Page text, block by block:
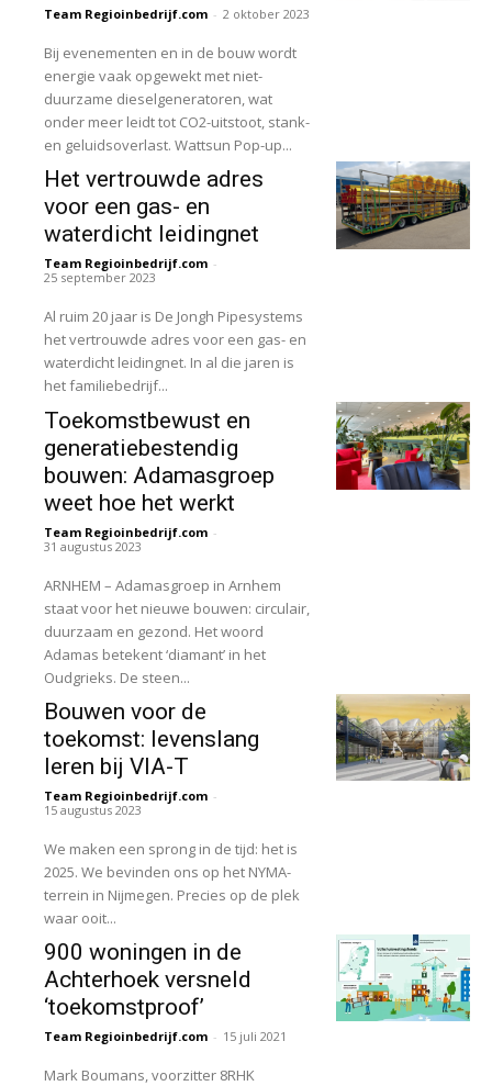
Team Regioinbedrijf.com - 2 oktober 2023
Bij evenementen en in de bouw wordt
energie vaak opgewekt met niet-
duurzame dieselgeneratoren, wat
onder meer leidt tot CO2-uitstoot, stank-
en geluidsoverlast. Wattsun Pop-up...
Het vertrouwde adres
voor een gas- en
waterdicht leidingnet
Team Regioinbedrijf.com -
25 september 2023
Al ruim 20 jaar is De Jongh Pipesystems
het vertrouwde adres voor een gas- en
waterdicht leidingnet. In al die jaren is
het familiebedrijf...
Toekomstbewust en
generatiebestendig
bouwen: Adamasgroep
weet hoe het werkt
Team Regioinbedrijf.com -
31 augustus 2023
ARNHEM – Adamasgroep in Arnhem
staat voor het nieuwe bouwen: circulair,
duurzaam en gezond. Het woord
Adamas betekent ‘diamant’ in het
Oudgrieks. De steen...
Bouwen voor de
toekomst: levenslang
leren bij VIA-T
Team Regioinbedrijf.com -
15 augustus 2023
We maken een sprong in de tijd: het is
2025. We bevinden ons op het NYMA-
terrein in Nijmegen. Precies op de plek
waar ooit...
900 woningen in de
Achterhoek versneld
‘toekomstproof’
Team Regioinbedrijf.com - 15 juli 2021
Mark Boumans, voorzitter 8RHK